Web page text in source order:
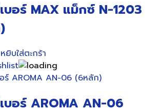
บอร์ MAX แม็กซ์ N-1203
หยิบใส่ตะกร้า
บอร์ AROMA AN-06